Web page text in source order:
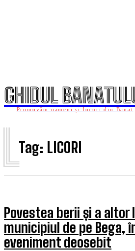
GHIDUL
Promovăm oameni și locuri din Banat
Tag: LICORI
L
Povestea berii și a altor
municipiul de pe Bega,
eveniment deosebit